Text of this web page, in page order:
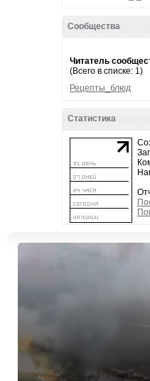
Сообщества
Читатель
(Всего в списке: 1)
Рецепты_блюд
Статистика